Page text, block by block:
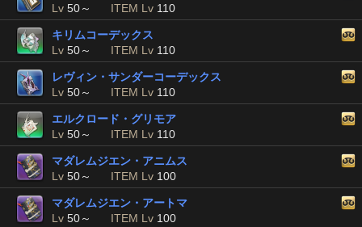
Lv 50～ ITEM Lv 110
キリムコーデックス
Lv 50～ ITEM Lv 110
レヴィン・サンダーコーデックス
Lv 50～ ITEM Lv 110
エルクロード・グリモア
Lv 50～ ITEM Lv 110
マダレムジエン・アニムス
Lv 50～ ITEM Lv 100
マダレムジエン・アートマ
Lv 50～ ITEM Lv 100